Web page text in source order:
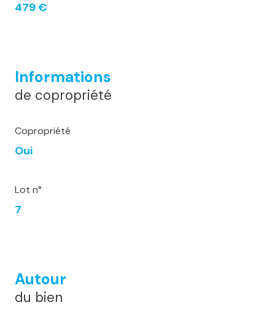
479 €
Informations
de copropriété
Copropriété
Oui
Lot n°
7
Autour
du bien